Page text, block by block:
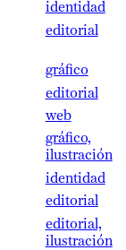
identidad
editorial
gráfico
editorial
web
gráfico,
ilustración
identidad
editorial
editorial,
ilustración